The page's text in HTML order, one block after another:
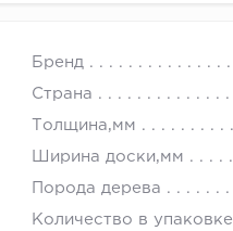
Бренд
Страна
Толщина,мм
Ширина доски,мм
Порода дерева
Количество в упаковке